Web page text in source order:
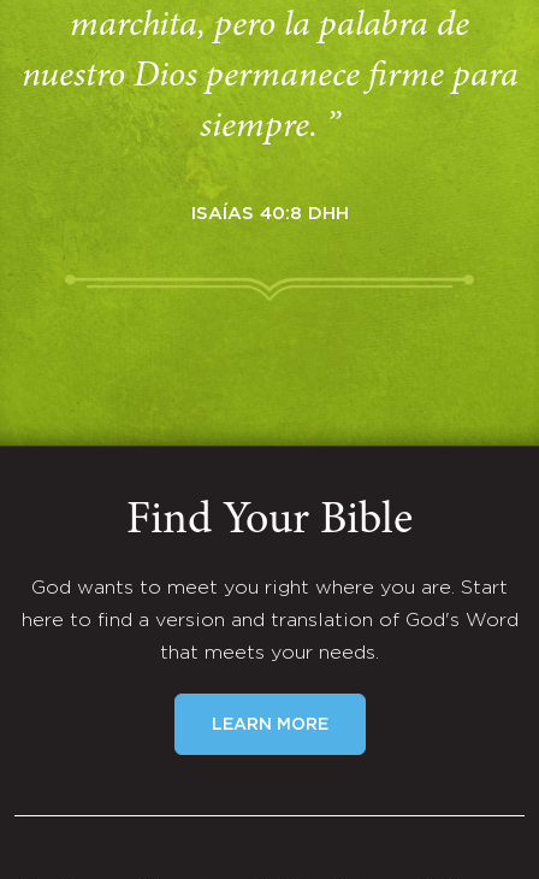
marchita, pero la palabra de
nuestro Dios permanece firme para
siempre. ”
ISAÍAS 40:8 DHH
Find Your Bible
God wants to meet you right where you are. Start
here to find a version and translation of God's Word
that meets your needs.
LEARN MORE